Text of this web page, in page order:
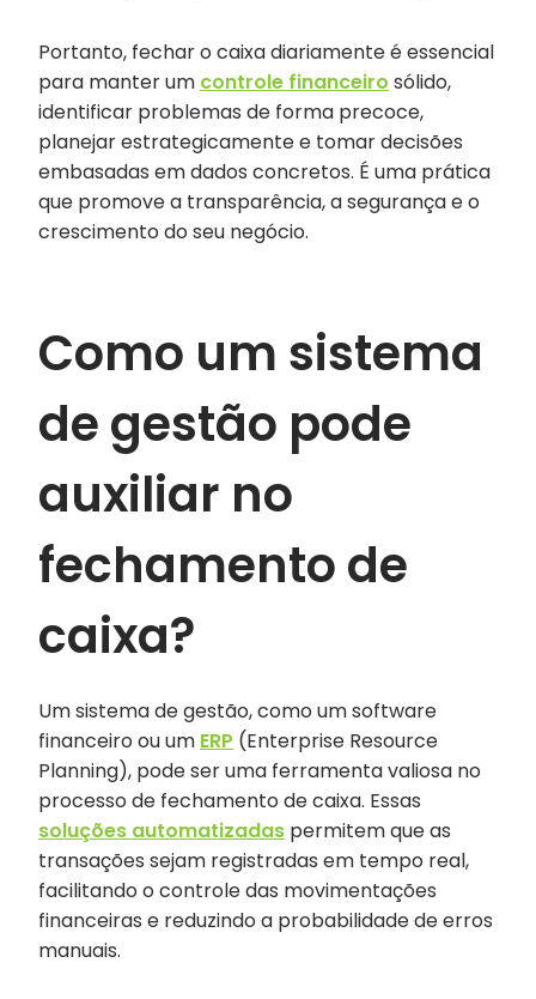
Portanto, fechar o caixa diariamente é essencial
para manter um controle financeiro sólido,
identificar problemas de forma precoce,
planejar estrategicamente e tomar decisões
embasadas em dados concretos. É uma prática
que promove a transparência, a segurança e o
crescimento do seu negócio.
Como um sistema
de gestão pode
auxiliar no
fechamento de
caixa?
Um sistema de gestão, como um software
financeiro ou um ERP (Enterprise Resource
Planning), pode ser uma ferramenta valiosa no
processo de fechamento de caixa. Essas
soluções automatizadas permitem que as
transações sejam registradas em tempo real,
facilitando o controle das movimentações
financeiras e reduzindo a probabilidade de erros
manuais.